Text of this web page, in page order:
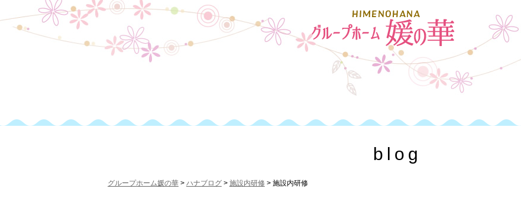
blog
グループホーム媛の華> ハナブログ> 施設内研修 > 施設内研修